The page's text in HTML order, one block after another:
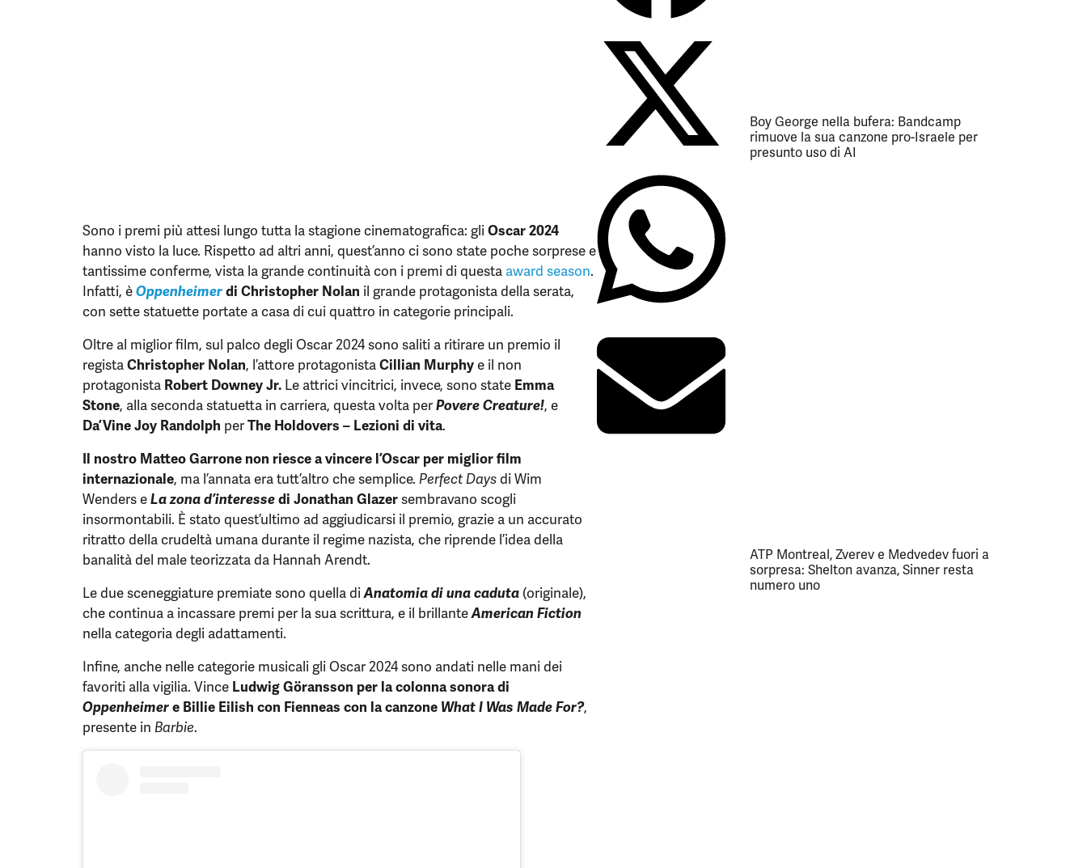
Sono i premi più attesi lungo tutta la stagione cinematografica: gliOscar 2024
hanno visto la luce. Rispetto ad altri anni, quest’anno ci sono state poche sorprese e
tantissime conferme, vista la grande continuità con i premi di questa award season.
Infatti, èOppenheimerdi Christopher Nolan il grande protagonista della serata,
con sette statuette portate a casa di cui quattro in categorie principali.
Oltre al miglior film, sul palco degli Oscar 2024 sono saliti a ritirare un premio il
registaChristopher Nolan, l’attore protagonistaCillian Murphye il non
protagonista Robert Downey Jr. Le attrici vincitrici, invece, sono state Emma
Stone, alla seconda statuetta in carriera, questa volta perPovere Creature!, e
Da’Vine Joy Randolph perThe Holdovers – Lezioni di vita.
Il nostro Matteo Garrone non riesce a vincere l’Oscar per miglior film
internazionale, ma l’annata era tutt’altro che semplice. Perfect Daysdi Wim
Wenders eLa zona d’interessedi Jonathan Glazersembravano scogli
insormontabili. È stato quest’ultimo ad aggiudicarsi il premio, grazie a un accurato
ritratto della crudeltà umana durante il regime nazista, che riprende l’idea della
banalità del male teorizzata da Hannah Arendt.
Le due sceneggiature premiate sono quella diAnatomia di una caduta (originale),
che continua a incassare premi per la sua scrittura, e il brillanteAmerican Fiction
nella categoria degli adattamenti.
Infine, anche nelle categorie musicali gli Oscar 2024 sono andati nelle mani dei
favoriti alla vigilia. Vince Ludwig Göransson per la colonna sonora di
Oppenheimere Billie Eilish con Fienneas con la canzone What I Was Made For?,
presente in Barbie.
Boy George nella bufera: Bandcamp
rimuove la sua canzone pro-Israele per
presunto uso di AI
ATP Montreal, Zverev e Medvedev fuori a
sorpresa: Shelton avanza, Sinner resta
numero uno